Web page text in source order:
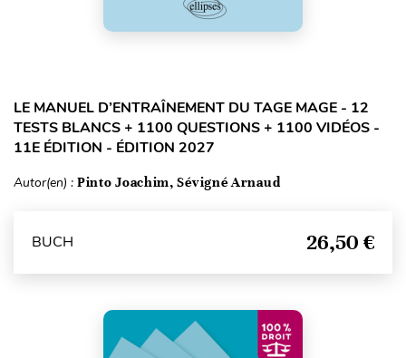
LE MANUEL D’ENTRAÎNEMENT DU TAGE MAGE - 12
TESTS BLANCS + 1100 QUESTIONS + 1100 VIDÉOS -
11E ÉDITION - ÉDITION 2027
Autor(en) : Pinto Joachim, Sévigné Arnaud
BUCH 26,50 €